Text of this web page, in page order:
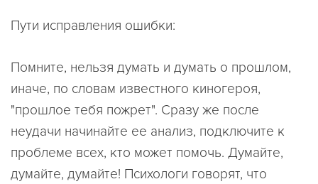
Пути исправления ошибки:
Помните, нельзя думать и думать о прошлом,
иначе, по словам известного киногероя,
"прошлое тебя пожрет". Сразу же после
неудачи начинайте ее анализ, подключите к
проблеме всех, кто может помочь. Думайте,
думайте, думайте! Психологи говорят, что